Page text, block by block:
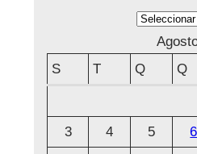
A
q
S
T Q Q
3
4 5 6